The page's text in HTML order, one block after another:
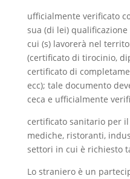
ufficialmente verificato
sua (di lei)
cui (s) lavorerà nel
(certificato di tirocinio,
certificato di
ecc); tale documento
ceca e ufficialmente
certificato sanitario per
mediche, ristoranti,
settori in cui è richiesto
Lo straniero è un